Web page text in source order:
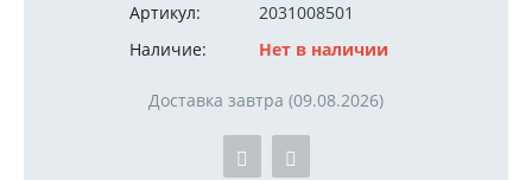
Артикул:
2031008501
Наличие:
Нет в наличии
Доставка завтра (09.08.2026)